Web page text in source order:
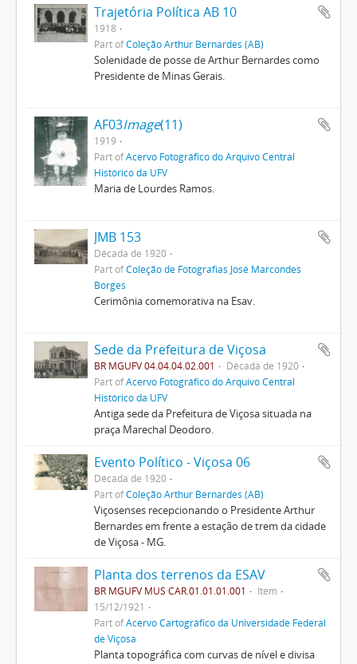
Trajetória Política AB 10
1918
Part ofColeção Arthur Bernardes (AB)
Solenidade de posse de Arthur Bernardes como
Presidente de Minas Gerais.
AF03Image(11)
1919
Part ofAcervo Fotográfico do Arquivo Central
Histórico da UFV
Maria de Lourdes Ramos.
JMB 153
Década de 1920
Part ofColeção de Fotografias José Marcondes
Borges
Cerimônia comemorativa na Esav.
Sede da Prefeitura de Viçosa
BR MGUFV 04.04.04.02.001
Década de 1920
Part ofAcervo Fotográfico do Arquivo Central
Histórico da UFV
Antiga sede da Prefeitura de Viçosa situada na
praça Marechal Deodoro.
Evento Político - Viçosa 06
Década de 1920
Part ofColeção Arthur Bernardes (AB)
Viçosenses recepcionando o Presidente Arthur
Bernardes em frente a estação de trem da cidade
de Viçosa - MG.
Planta dos terrenos da ESAV
BR MGUFV MUS CAR.01.01.01.001
Item
15/12/1921
Part ofAcervo Cartográfico da Universidade Federal
de Viçosa
Planta topográfica com curvas de nível e divisa